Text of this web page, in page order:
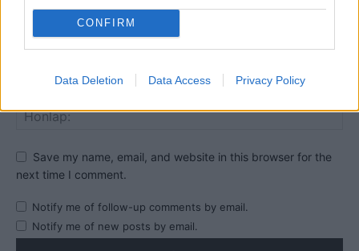
CONFIRM
Data Deletion Data Access Privacy Policy
Save my name, email, and website in this browser for the
next time I comment.
Notify me of follow-up comments by email.
Notify me of new posts by email.